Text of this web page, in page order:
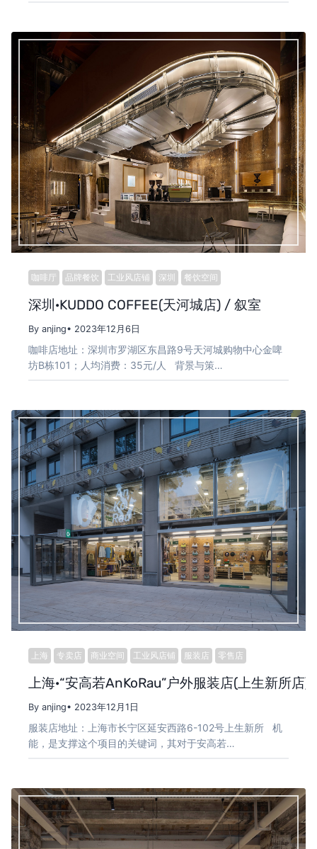
咖啡厅 品牌餐饮 工业风店铺 深圳 餐饮空间
深圳·KUDDO COFFEE(天河城店) / 叙室
By anjing• 2023年12月6日
咖啡店地址：深圳市罗湖区东昌路9号天河城购物中心金啤
坊B栋101；人均消费：35元/人 背景与策…
上海 专卖店 商业空间 工业风店铺 服装店 零售店
上海·“安高若AnKoRau”户外服装店(上生新所店)
By anjing• 2023年12月1日
服装店地址：上海市长宁区延安西路6-102号上生新所 机
能，是支撑这个项目的关键词，其对于安高若…